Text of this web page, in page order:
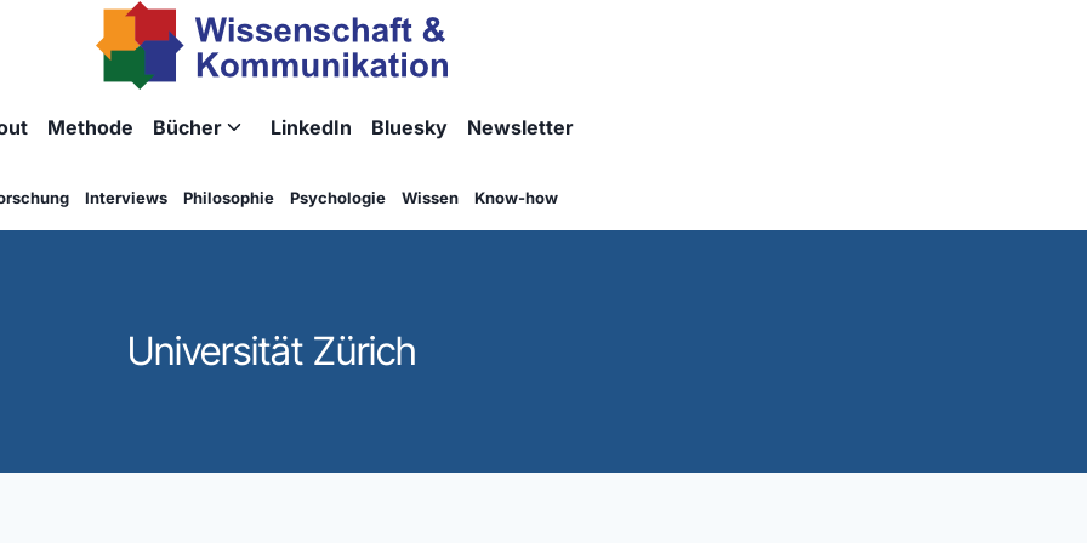
Methode Bücher
Untermenü
LinkedIn Bluesky Newsletter
Interviews Philosophie Psychologie Wissen Know-how
Universität Zürich